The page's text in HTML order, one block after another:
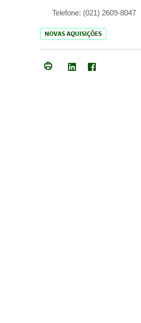
Telefone: (021) 2609-8047
NOVAS AQUISIÇÕES